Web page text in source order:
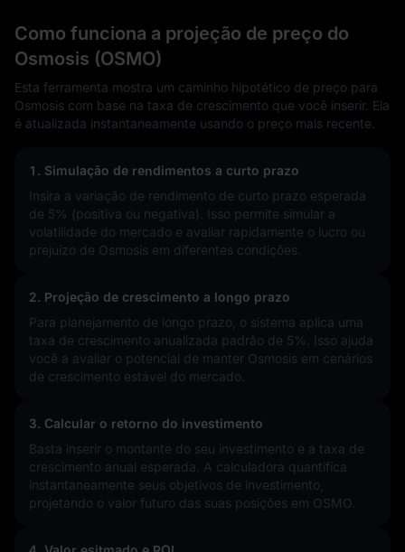
Como funciona a projeção de preço do
Osmosis (OSMO)
Esta ferramenta mostra um caminho hipotético de preço para
Osmosis com base na taxa de crescimento que você inserir. Ela
é atualizada instantaneamente usando o preço mais recente.
1. Simulação de rendimentos a curto prazo
Insira a variação de rendimento de curto prazo esperada
de 5% (positiva ou negativa). Isso permite simular a
volatilidade do mercado e avaliar rapidamente o lucro ou
prejuízo de Osmosis em diferentes condições.
2. Projeção de crescimento a longo prazo
Para planejamento de longo prazo, o sistema aplica uma
taxa de crescimento anualizada padrão de 5%. Isso ajuda
você a avaliar o potencial de manter Osmosis em cenários
de crescimento estável do mercado.
3. Calcular o retorno do investimento
Basta inserir o montante do seu investimento e a taxa de
crescimento anual esperada. A calculadora quantifica
instantaneamente seus objetivos de investimento,
projetando o valor futuro das suas posições em OSMO.